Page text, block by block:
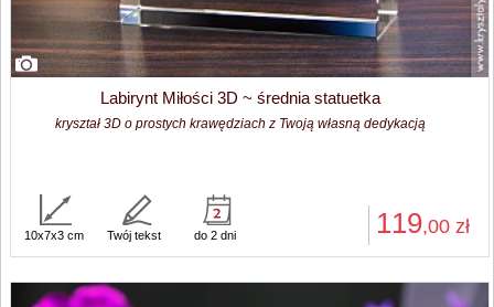
Labirynt Miłości 3D ~ średnia statuetka
kryształ 3D o prostych krawędziach z Twoją własną dedykacją
119,00 zł
10x7x3 cm Twój tekst do 2 dni